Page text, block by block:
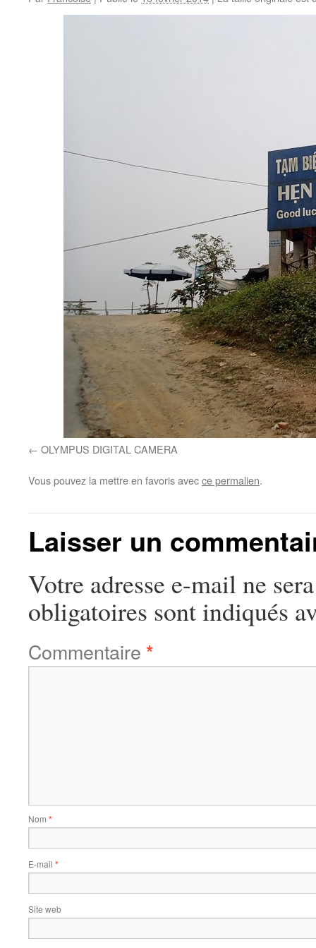
OLYMPUS DIGITAL CAMERA
Vous pouvez la mettre en favoris avecce permalien.
Laisser un
Votre adresse e-mail ne
obligatoires sont indiqués
Commentaire *
Nom *
E-mail *
Site web